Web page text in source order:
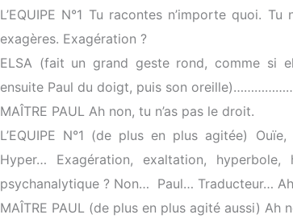
L’EQUIPE N°1 Tu racontes n’importe quoi.
exagères. Exagération ?
ELSA (fait un grand geste rond, comme si
ensuite Paul du doigt, puis son
MAÎTRE PAUL Ah non, tu n’as pas le droit.
L’EQUIPE N°1 (de plus en plus agitée)
Hyper… Exagération, exaltation, hyperbole,
psychanalytique ? Non… Paul… Traducteur…
MAÎTRE PAUL (de plus en plus agité aussi) Ah